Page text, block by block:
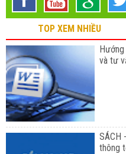
TOP XEM NHIỀU
và tư
SÁCH
thông